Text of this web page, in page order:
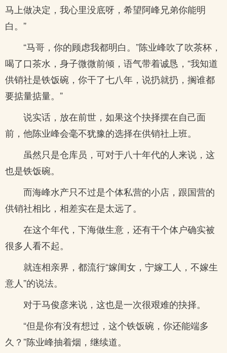
马上做决定，我心里没底呀，希望阿峰兄弟你能明
白。”
“马哥，你的顾虑我都明白。”陈业峰吹了吹茶杯，
喝了口茶水，身子微微前倾，语气带着诚恳，“我知道
供销社是铁饭碗，你干了七八年，说扔就扔，搁谁都
要掂量掂量。”
说实话，放在前世，如果这个抉择摆在自己面
前，他陈业峰会毫不犹豫的选择在供销社上班。
虽然只是仓库员，可对于八十年代的人来说，这
也是铁饭碗。
而海峰水产只不过是个体私营的小店，跟国营的
供销社相比，相差实在是太远了。
在这个年代，下海做生意，还有干个体户确实被
很多人看不起。
就连相亲界，都流行“嫁闺女，宁嫁工人，不嫁生
意人”的说法。
对于马俊彦来说，这也是一次很艰难的抉择。
“但是你有没有想过，这个铁饭碗，你还能端多
久？”陈业峰抽着烟，继续道。